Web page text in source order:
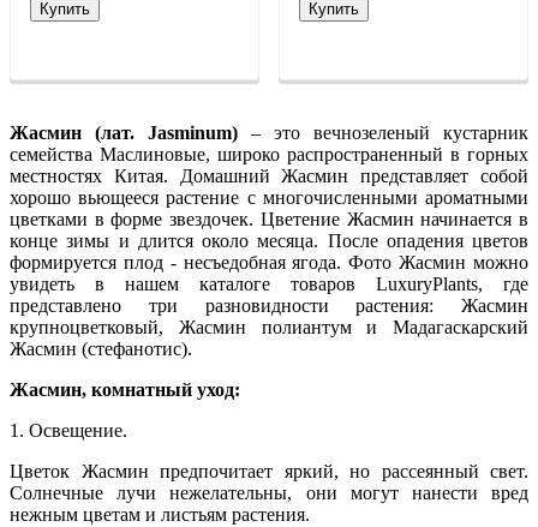
Купить Купить
Жасмин (лат. Jasminum) – это вечнозеленый кустарник
семейства Маслиновые, широко распространенный в горных
местностях Китая. Домашний Жасмин представляет собой
хорошо вьющееся растение с многочисленными ароматными
цветками в форме звездочек. Цветение Жасмин начинается в
конце зимы и длится около месяца. После опадения цветов
формируется плод - несъедобная ягода. Фото Жасмин можно
увидеть в нашем каталоге товаров LuxuryPlants, где
представлено три разновидности растения: Жасмин
крупноцветковый, Жасмин полиантум и Мадагаскарский
Жасмин (стефанотис).
Жасмин, комнатный уход:
1. Освещение.
Цветок Жасмин предпочитает яркий, но рассеянный свет.
Солнечные лучи нежелательны, они могут нанести вред
нежным цветам и листьям растения.